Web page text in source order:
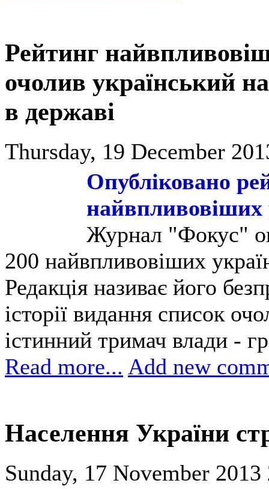
Рейтинг
очолив український
в державі
Thursday, 19 December
Опубліковано
найвпливовіших
Журнал "Фокус"
200 найвпливовіших
Редакція називає його
історії видання список
істинний тримач влади -
Read more... Add new
Населення України
Sunday, 17 November